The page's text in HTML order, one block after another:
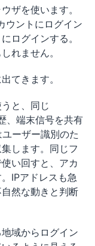
ザを使います。
ウントにログイン
ログインする。
れません。
てきます。
と、同じ
、端末信号を共有
ーザー識別のた
します。同じフ
い回すと、アカ
IPアドレスも急
然な動きと判断
域からログイン